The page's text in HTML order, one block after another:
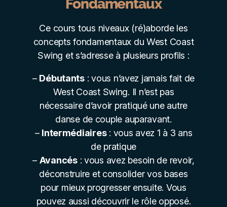
Fondamentaux
Ce cours tous niveaux (ré)aborde les
concepts fondamentaux du West Coast
Swing et s’adresse à plusieurs profils :
– Débutants: vous n’avez jamais fait de
West Coast Swing. Il n’est pas
nécessaire d’avoir pratiqué une autre
danse de couple auparavant.
– Intermédiaires: vous avez 1 à 3 ans
de pratique
– Avancés: vous avez besoin de revoir,
déconstruire et consolider vos bases
pour mieux progresser ensuite. Vous
pouvez aussi découvrir le rôle opposé.